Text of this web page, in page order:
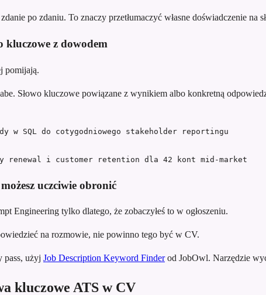
po zdaniu. To znaczy przetłumaczyć własne doświadczenie na
kluczowe z dowodem
pomijają.
Słowo kluczowe powiązane z wynikiem albo konkretną
w SQL do cotygodniowego stakeholder reportingu
renewal i customer retention dla 42 kont mid-market
uczciwie obronić
Engineering tylko dlatego, że zobaczyłeś to w ogłoszeniu.
na rozmowie, nie powinno tego być w CV.
pass, użyj Job Description Keyword Finderod JobOwl. Narzędzie
kluczowe ATS w CV